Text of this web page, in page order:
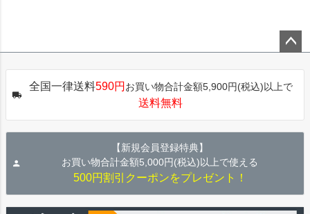
ップ
全国一律送料590円 お買い物合計金額5,900円(税込)以上で
送料無料
【新規会員登録特典】
お買い物合計金額5,000円(税込)以上で使える
500円割引クーポンをプレゼント！